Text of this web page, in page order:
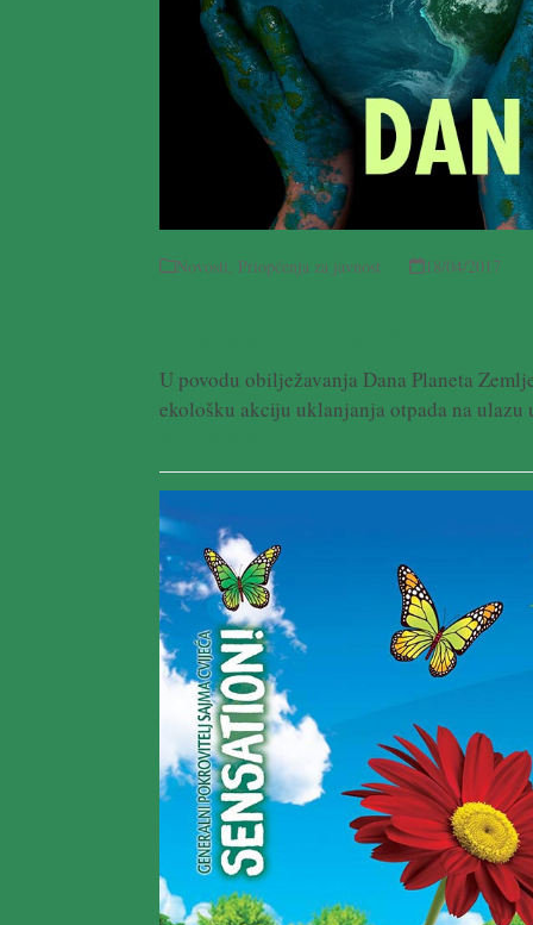
Novosti Priopćenja za javnost 18/04/2017
U povodu obilježavanja Dana Planeta
ekološku akciju uklanjanja otpada na ulazu